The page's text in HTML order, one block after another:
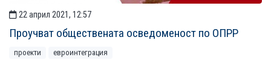
22 април 2021, 12:57
Проучват обществената осведоменост по ОПРР
проекти евроинтеграция